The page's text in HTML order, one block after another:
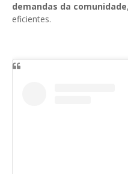
demandas da comunidade
eficientes.